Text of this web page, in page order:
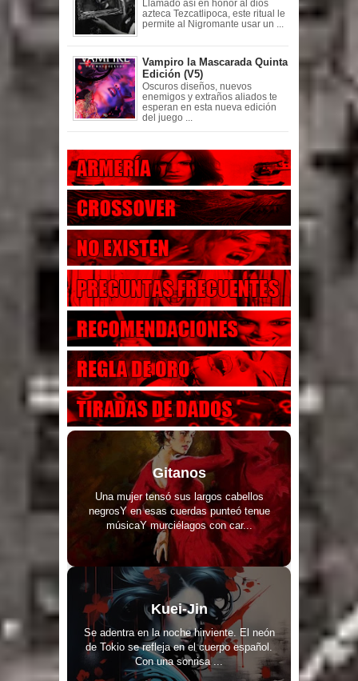
Llamado así en honor al dios
azteca Tezcatlipoca, este ritual le
permite al Nigromante usar un ...
Vampiro la Mascarada Quinta
Edición (V5)
Oscuros diseños, nuevos
enemigos y extraños aliados te
esperan en esta nueva edición
del juego ...
Gitanos
Una mujer tensó sus largos cabellos
negrosY en esas cuerdas punteó tenue
músicaY murciélagos con car...
Kuei-Jin
Se adentra en la noche hirviente. El neón
de Tokio se refleja en el cuerpo español.
Con una sonrisa ...